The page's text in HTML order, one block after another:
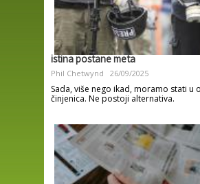
istina postane meta
Phil Chetwynd 26/09/2025
Sada, više nego ikad, moramo stati u
činjenica. Ne postoji alternativa.